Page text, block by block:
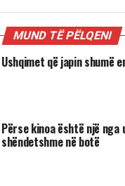
MUND TË PËLQENI
Ushqimet që japin shumë
Përse kinoa është një nga
shëndetshme në botë